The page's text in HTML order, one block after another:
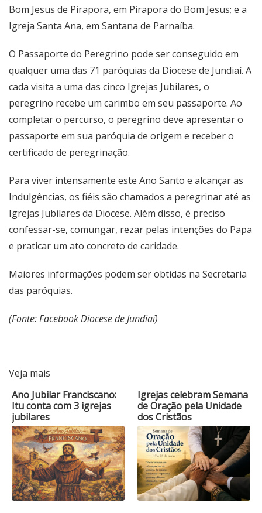
Bom Jesus de Pirapora, em Pirapora do Bom Jesus; e a
Igreja Santa Ana, em Santana de Parnaíba.
O Passaporte do Peregrino pode ser conseguido em
qualquer uma das 71 paróquias da Diocese de Jundiaí. A
cada visita a uma das cinco Igrejas Jubilares, o
peregrino recebe um carimbo em seu passaporte. Ao
completar o percurso, o peregrino deve apresentar o
passaporte em sua paróquia de origem e receber o
certificado de peregrinação.
Para viver intensamente este Ano Santo e alcançar as
Indulgências, os fiéis são chamados a peregrinar até as
Igrejas Jubilares da Diocese. Além disso, é preciso
confessar-se, comungar, rezar pelas intenções do Papa
e praticar um ato concreto de caridade.
Maiores informações podem ser obtidas na Secretaria
das paróquias.
(Fonte: Facebook Diocese de Jundiaí)
Veja mais
Ano Jubilar Franciscano:
Itu conta com 3 igrejas
jubilares
Igrejas celebram Semana
de Oração pela Unidade
dos Cristãos